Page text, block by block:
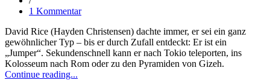
1 Kommentar
David Rice (Hayden Christensen) dachte immer, er sei ein ganz
gewöhnlicher Typ – bis er durch Zufall entdeckt: Er ist ein
„Jumper“. Sekundenschnell kann er nach Tokio teleporten, ins
Kolosseum nach Rom oder zu den Pyramiden von Gizeh.
Continue reading...